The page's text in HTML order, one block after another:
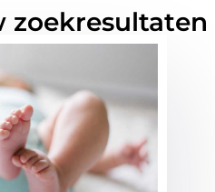
zoekresultaten